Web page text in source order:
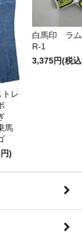
レ
馬
)
白馬印 ラ
R-1
3,375円(税